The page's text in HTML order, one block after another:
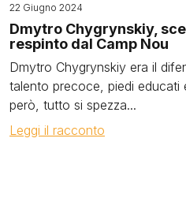
22 Giugno 2024
Dmytro Chygrynskiy,
respinto dal Camp Nou
Dmytro Chygrynskiy era il
talento precoce, piedi educati
però, tutto si spezza...
Leggi il racconto